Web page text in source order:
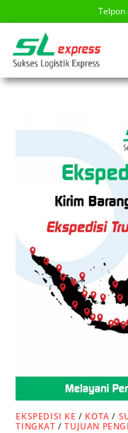
Telpon
EKSPEDISI KE / KOTA /
TINGKAT /TUJUAN